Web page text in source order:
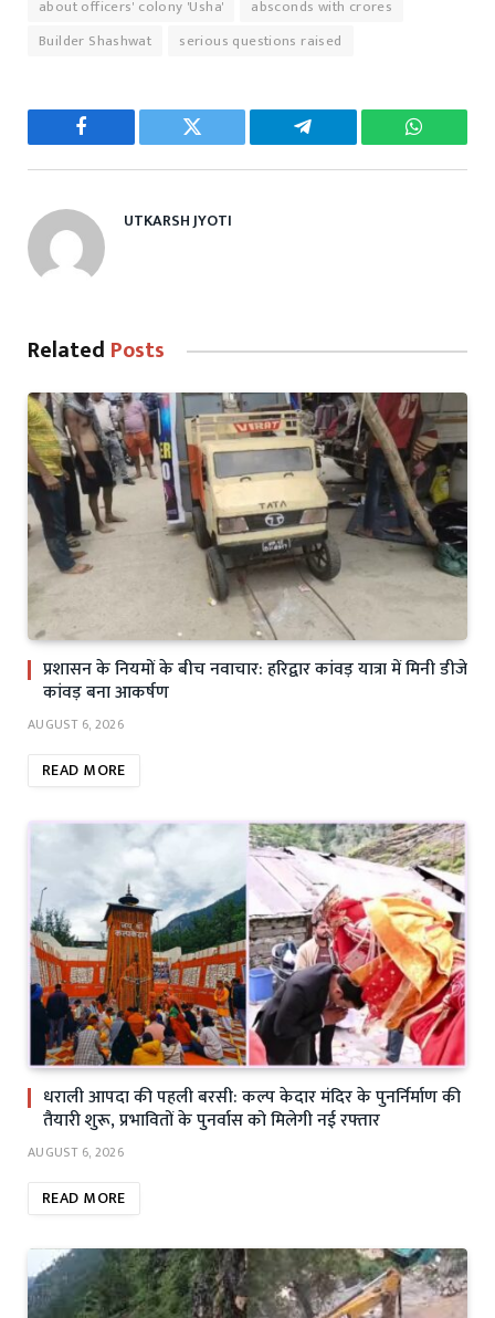
about officers' colony 'Usha'
absconds with crores
Builder Shashwat
serious questions raised
Facebook Twitter Telegram
UTKARSH JYOTI
Related Posts
प्रशासन के नियमों के बीच नवाचार: हरिद्वार कांवड़ यात्रा में मिनी डीजे
कांवड़ बना आकर्षण
AUGUST 6, 2026
READ MORE
धराली आपदा की पहली बरसी: कल्प केदार मंदिर के पुनर्निर्माण की
तैयारी शुरू, प्रभावितों के पुनर्वास को मिलेगी नई रफ्तार
AUGUST 6, 2026
READ MORE